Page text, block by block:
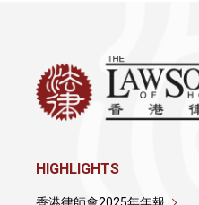
HIGHLIGHTS